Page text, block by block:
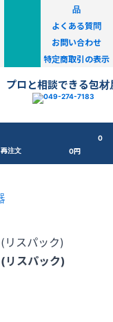
品
よくある質問
お問い合わせ
特定商取引の表示
プロと相談できる包材
注文
0
0円
スパック)
スパック)